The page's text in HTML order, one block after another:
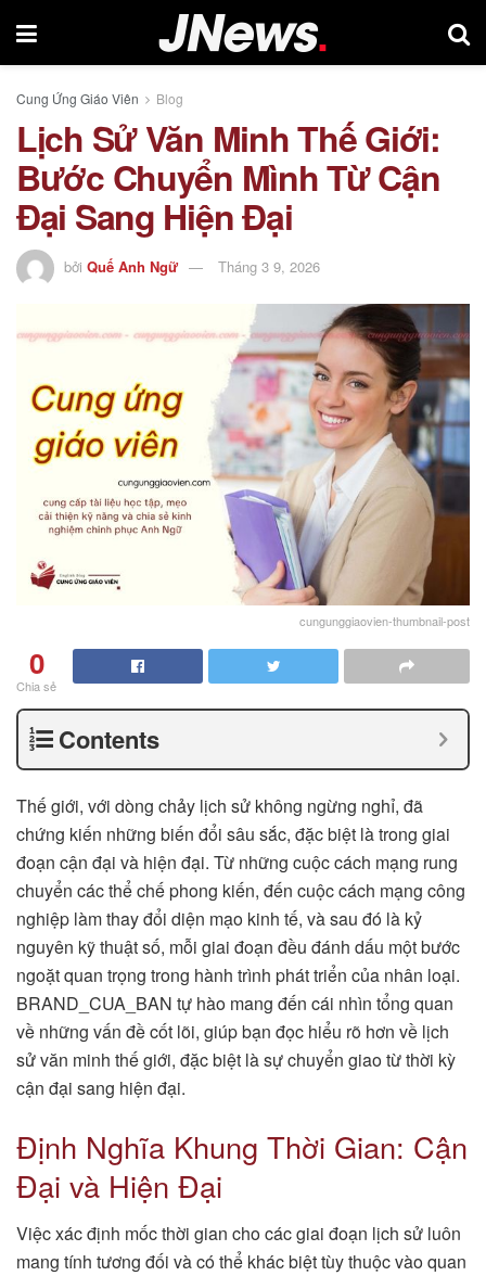
Cung Ứng Giáo Viên Blog
Lịch Sử Văn Minh Thế Giới:
Bước Chuyển Mình Từ Cận
Đại Sang Hiện Đại
bởi Quế Anh Ngữ Tháng 3 9, 2026
cungunggiaovien-thumbnail-post
0
Chia sẻ
Contents
Thế giới, với dòng chảy lịch sử không ngừng nghỉ, đã
chứng kiến những biến đổi sâu sắc, đặc biệt là trong giai
đoạn cận đại và hiện đại. Từ những cuộc cách mạng rung
chuyển các thể chế phong kiến, đến cuộc cách mạng công
nghiệp làm thay đổi diện mạo kinh tế, và sau đó là kỷ
nguyên kỹ thuật số, mỗi giai đoạn đều đánh dấu một bước
ngoặt quan trọng trong hành trình phát triển của nhân loại.
BRAND_CUA_BAN tự hào mang đến cái nhìn tổng quan
về những vấn đề cốt lõi, giúp bạn đọc hiểu rõ hơn về lịch
sử văn minh thế giới, đặc biệt là sự chuyển giao từ thời kỳ
cận đại sang hiện đại.
Định Nghĩa Khung Thời Gian: Cận
Đại và Hiện Đại
Việc xác định mốc thời gian cho các giai đoạn lịch sử luôn
mang tính tương đối và có thể khác biệt tùy thuộc vào quan